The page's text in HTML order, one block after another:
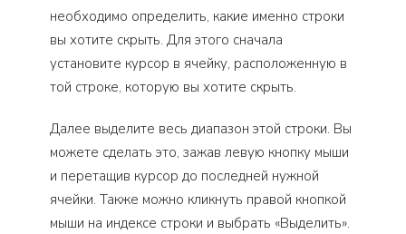
необходимо определить, какие именно строки
вы хотите скрыть. Для этого сначала
установите курсор в ячейку, расположенную в
той строке, которую вы хотите скрыть.
Далее выделите весь диапазон этой строки. Вы
можете сделать это, зажав левую кнопку мыши
и перетащив курсор до последней нужной
ячейки. Также можно кликнуть правой кнопкой
мыши на индексе строки и выбрать «Выделить».